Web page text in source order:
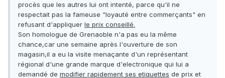
procès que les autres lui ont intenté, parce qu'il ne
respectait pas la fameuse "loyauté entre commerçants" en
refusant d'appliquer le prix conseillé.
Son homologue de Grenaoble n'a pas eu la même
chance,car une semaine après l'ouverture de son
magasin,il a eu la visite menaçante d'un représentant
régional d'une grande marque d'electronique qui lui a
demandé de modifier rapidement ses etiquettes de prix et